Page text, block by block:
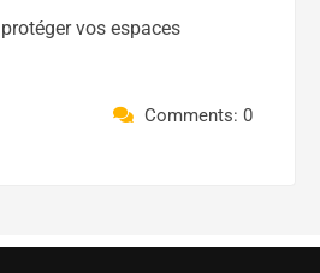
vos espaces
Comments: 0